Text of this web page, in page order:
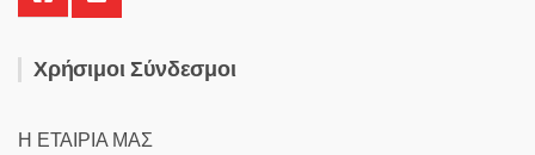
Χρήσιμοι Σύνδεσμοι
Η ΕΤΑΙΡΙΑ ΜΑΣ